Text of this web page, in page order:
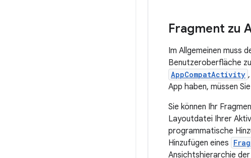
Fragment zu
Im Allgemeinen muss
Benutzeroberfläche
AppCompatActivity
App haben, müssen
Sie können Ihr
Layoutdatei Ihrer
programmatische
Hinzufügen eines
Ansichtshierarchie